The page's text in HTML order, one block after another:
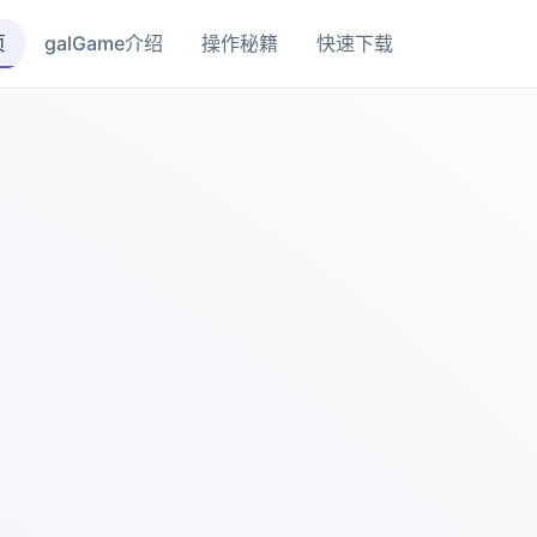
galGame介绍 操作秘籍 快速下载